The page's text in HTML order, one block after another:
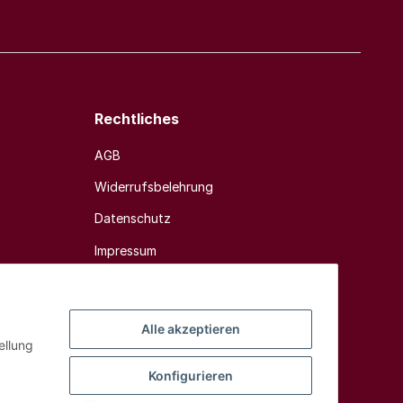
Alle akzeptieren
Konfigurieren
Rechtliches
AGB
Widerrufsbelehrung
Datenschutz
Impressum